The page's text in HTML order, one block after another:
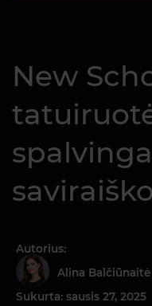
New
Autorius:
Alina Balčiūnaitė
Sukurta: sausis 27, 2025